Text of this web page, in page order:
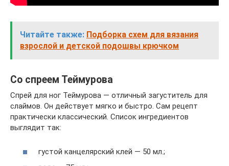
Читайте также: Подборка схем для вязания
взрослой и детской подошвы крючком
Со спреем Теймурова
Спрей для ног Теймурова — отличный загуститель для
слаймов. Он действует мягко и быстро. Сам рецепт
практически классический. Список ингредиентов
выглядит так:
густой канцелярский клей — 50 мл.;